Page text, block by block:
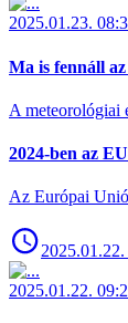
2025.01.23.
Ma is fennáll az
A meteorológiai
2024-ben az
Az Európai
2025.01.22.
2025.01.22.